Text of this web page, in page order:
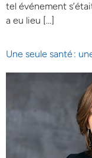
tel événement
a eu lieu […]
Une seule santé :